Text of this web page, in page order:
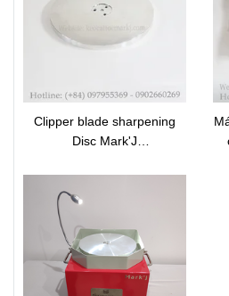
Clipper blade sharpening
Disc Mark'J